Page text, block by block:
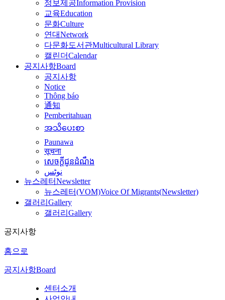
정보제공Information Provision
교육Education
문화Culture
연대Network
다문화도서관Multicultural Library
캘린더Calendar
공지사항Board
공지사항
Notice
Thông báo
通知
Pemberitahuan
အသိပေးစာ
Paunawa
सूचना
សេចក្តីជូនដំណឹង
نوٹس
뉴스레터Newsletter
뉴스레터(VOM)Voice Of Migrants(Newsletter)
갤러리 Gallery
갤러리 Gallery
공지사항
홈으로
공지사항Board
센터소개